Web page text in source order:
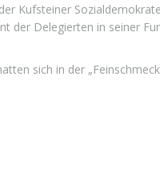
Kufsteiner
der Delegierten in seiner
sich in der